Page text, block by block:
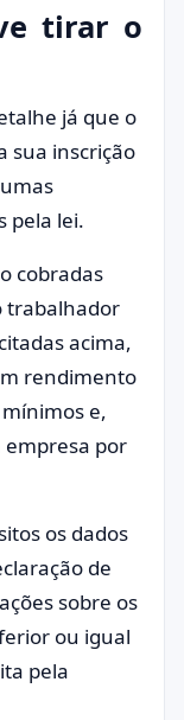
tirar o
já que o
sua inscrição
pela lei.
cobradas
trabalhador
acima,
rendimento
e,
por
os dados
de
sobre os
ou igual
pela